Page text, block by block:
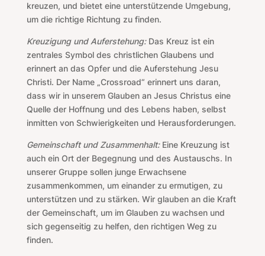
kreuzen, und bietet eine unterstützende Umgebung,
um die richtige Richtung zu finden.
Kreuzigung und Auferstehung:Das Kreuz ist ein
zentrales Symbol des christlichen Glaubens und
erinnert an das Opfer und die Auferstehung Jesu
Christi. Der Name „Crossroad“ erinnert uns daran,
dass wir in unserem Glauben an Jesus Christus eine
Quelle der Hoffnung und des Lebens haben, selbst
inmitten von Schwierigkeiten und Herausforderungen.
Gemeinschaft und Zusammenhalt:Eine Kreuzung ist
auch ein Ort der Begegnung und des Austauschs. In
unserer Gruppe sollen junge Erwachsene
zusammenkommen, um einander zu ermutigen, zu
unterstützen und zu stärken. Wir glauben an die Kraft
der Gemeinschaft, um im Glauben zu wachsen und
sich gegenseitig zu helfen, den richtigen Weg zu
finden.